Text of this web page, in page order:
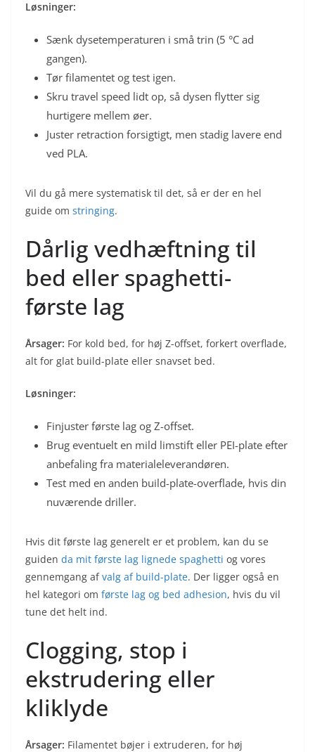
Løsninger:
Sænk dysetemperaturen i små trin (5 °C ad
gangen).
Tør filamentet og test igen.
Skru travel speed lidt op, så dysen flytter sig
hurtigere mellem øer.
Juster retraction forsigtigt, men stadig lavere end
ved PLA.
Vil du gå mere systematisk til det, så er der en hel
guide om stringing.
Dårlig vedhæftning til
bed eller spaghetti-
første lag
Årsager: For kold bed, for høj Z-offset, forkert overflade,
alt for glat build-plate eller snavset bed.
Løsninger:
Finjuster første lag og Z-offset.
Brug eventuelt en mild limstift eller PEI-plate efter
anbefaling fra materialeleverandøren.
Test med en anden build-plate-overflade, hvis din
nuværende driller.
Hvis dit første lag generelt er et problem, kan du se
guiden da mit første lag lignede spaghetti og vores
gennemgang afvalg af build-plate. Der ligger også en
hel kategori om første lag og bed adhesion, hvis du vil
tune det helt ind.
Clogging, stop i
ekstrudering eller
kliklyde
Årsager: Filamentet bøjer i extruderen, for høj